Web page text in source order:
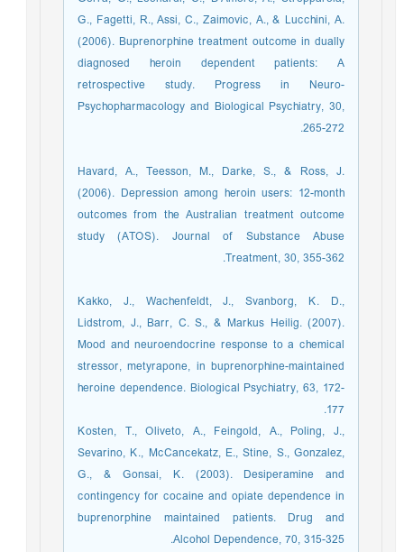
G., Fagetti, R., Assi, C., Zaimovic, A., & Lucchini, A.
(2006). Buprenorphine treatment outcome in dually
diagnosed heroin dependent patients: A
retrospective study. Progress in Neuro-
Psychopharmacology and Biological Psychiatry, 30,
265-272.
Havard, A., Teesson, M., Darke, S., & Ross, J.
(2006). Depression among heroin users: 12-month
outcomes from the Australian treatment outcome
study (ATOS). Journal of Substance Abuse
Treatment, 30, 355-362.
Kakko, J., Wachenfeldt, J., Svanborg, K. D.,
Lidstrom, J., Barr, C. S., & Markus Heilig. (2007).
Mood and neuroendocrine response to a chemical
stressor, metyrapone, in buprenorphine-maintained
heroine dependence. Biological Psychiatry, 63, 172-
177.
Kosten, T., Oliveto, A., Feingold, A., Poling, J.,
Sevarino, K., McCancekatz, E., Stine, S., Gonzalez,
G., & Gonsai, K. (2003). Desiperamine and
contingency for cocaine and opiate dependence in
buprenorphine maintained patients. Drug and
Alcohol Dependence, 70, 315-325.